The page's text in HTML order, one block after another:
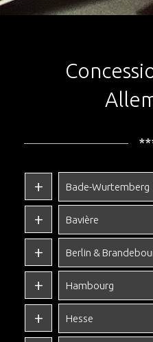
Bade-Wurtemberg
Bavière
Berlin &
Hambourg
Hesse